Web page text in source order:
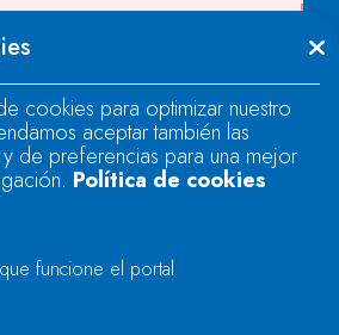
error al cargar el campo
error al cargar el campo
cookies para optimizar nuestro
aceptar también las
de preferencias para una mejor
Política de cookies
funcione el portal